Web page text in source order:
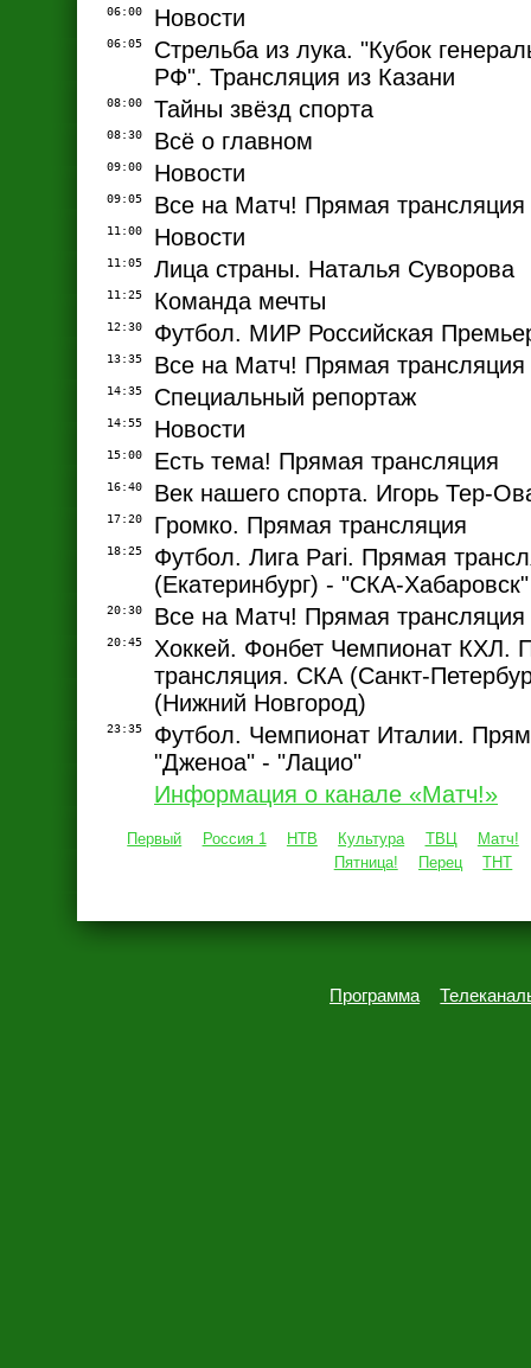
06:00 Новости
06:05
Стрельба из лука. "Кубок
РФ". Трансляция из Казани
08:00 Тайны звёзд спорта
08:30 Всё о главном
09:00 Новости
09:05 Все на Матч! Прямая трансляция
11:00 Новости
11:05 Лица страны. Наталья Суворова
11:25 Команда мечты
12:30 Футбол. МИР Российская
13:35 Все на Матч! Прямая трансляция
14:35 Специальный репортаж
14:55 Новости
15:00 Есть тема! Прямая трансляция
16:40 Век нашего спорта. Игорь Тер-
17:20 Громко. Прямая трансляция
18:25
Футбол. Лига Pari. Прямая
(Екатеринбург) - "СКА-Хабаровск"
20:30 Все на Матч! Прямая трансляция
20:45
Хоккей. Фонбет Чемпионат КХЛ.
трансляция. СКА (Санкт-
(Нижний Новгород)
23:35
Футбол. Чемпионат Италии.
"Дженоа" - "Лацио"
Информация о канале «Матч!»
Первый Россия 1 НТВ Культура ТВЦ
Матч!
Пятница!
Перец ТНТ
Программа